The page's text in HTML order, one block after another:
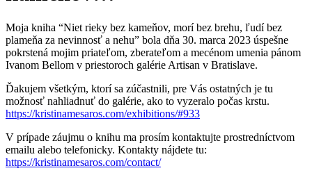
Moja kniha “Niet rieky bez kameňov, morí bez brehu, ľudí bez
plameňa za nevinnosť a nehu” bola dňa 30. marca 2023 úspešne
pokrstená mojim priateľom, zberateľom a mecénom umenia pánom
Ivanom Bellom v priestoroch galérie Artisan v Bratislave.
Ďakujem všetkým, ktorí sa zúčastnili, pre Vás ostatných je tu
možnosť nahliadnuť do galérie, ako to vyzeralo počas krstu.
https://kristinamesaros.com/exhibitions/#933
V prípade záujmu o knihu ma prosím kontaktujte prostredníctvom
emailu alebo telefonicky. Kontakty nájdete tu:
https://kristinamesaros.com/contact/